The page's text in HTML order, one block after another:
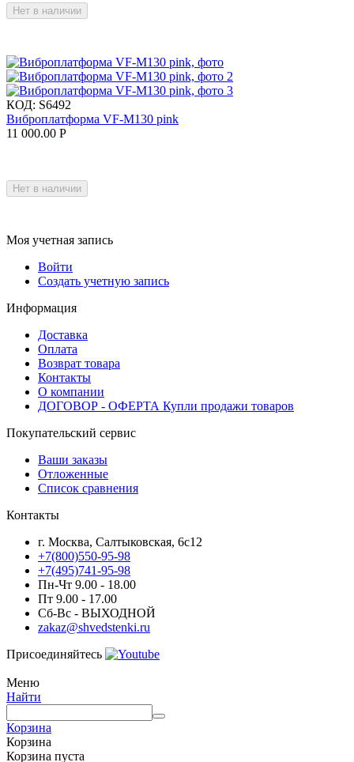
Нет в наличии
КОД: S6492
Виброплатформа VF-M130 pink
11 000.00 Р
Нет в наличии
Моя учетная запись
Войти
Создать учетную запись
Информация
Доставка
Оплата
Возврат товара
Контакты
О компании
ДОГОВОР - ОФЕРТА Купли продажи товаров
Покупательский сервис
Ваши заказы
Отложенные
Список сравнения
Контакты
г. Москва, Салтыковская, 6с12
+7(800)550-95-98
+7(495)741-95-98
Пн-Чт 9.00 - 18.00
Пт 9.00 - 17.00
Сб-Вс - ВЫХОДНОЙ
zakaz@shvedstenki.ru
Присоединяйтесь
Меню
Найти
Корзина
Корзина
Корзина пуста